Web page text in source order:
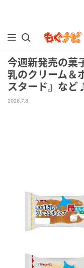
今週新発売の菓
乳のクリーム＆
スタード』など
2026.7.8